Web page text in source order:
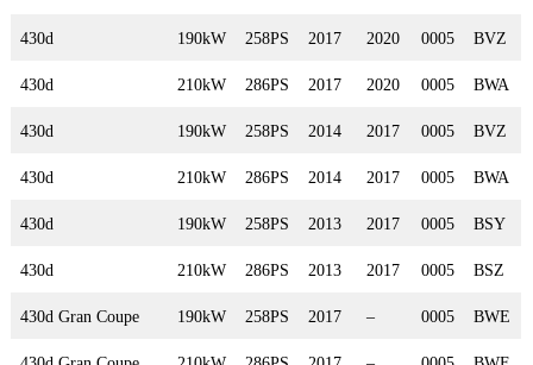
430d 190kW 258PS 2017 2020 0005 BVZ
430d 210kW 286PS 2017 2020 0005 BWA
430d 190kW 258PS 2014 2017 0005 BVZ
430d 210kW 286PS 2014 2017 0005 BWA
430d 190kW 258PS 2013 2017 0005 BSY
430d 210kW 286PS 2013 2017 0005 BSZ
430d Gran Coupe 190kW 258PS 2017 – 0005 BWE